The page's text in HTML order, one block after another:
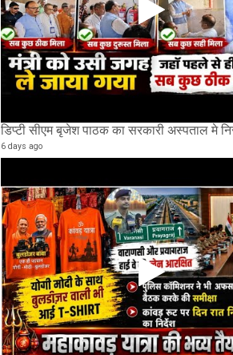
डिप्टी सीएम बृजेश पाठक का सरकारी अस्पताल मे
6 days ago